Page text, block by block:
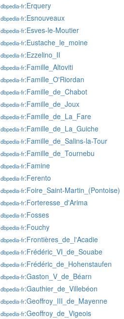
dbpedia-fr:Erquery
dbpedia-fr:Esnouveaux
dbpedia-fr:Esves-le-Moutier
dbpedia-fr:Eustache_le_moine
dbpedia-fr:Ezzelino_II
dbpedia-fr:Famille_Altoviti
dbpedia-fr:Famille_O'Riordan
dbpedia-fr:Famille_de_Chabot
dbpedia-fr:Famille_de_Joux
dbpedia-fr:Famille_de_La_Fare
dbpedia-fr:Famille_de_La_Guiche
dbpedia-fr:Famille_de_Salins-la-Tour
dbpedia-fr:Famille_de_Tournebu
dbpedia-fr:Famine
dbpedia-fr:Ferento
dbpedia-fr:Foire_Saint-Martin_(Pontoise)
dbpedia-fr:Forteresse_d'Arima
dbpedia-fr:Fosses
dbpedia-fr:Fouchy
dbpedia-fr:Frontières_de_l'Acadie
dbpedia-fr:Frédéric_VI_de_Souabe
dbpedia-fr:Frédéric_de_Hohenstaufen
dbpedia-fr:Gaston_V_de_Béarn
dbpedia-fr:Gauthier_de_Villebéon
dbpedia-fr:Geoffroy_III_de_Mayenne
dbpedia-fr:Geoffroy_de_Vigeois